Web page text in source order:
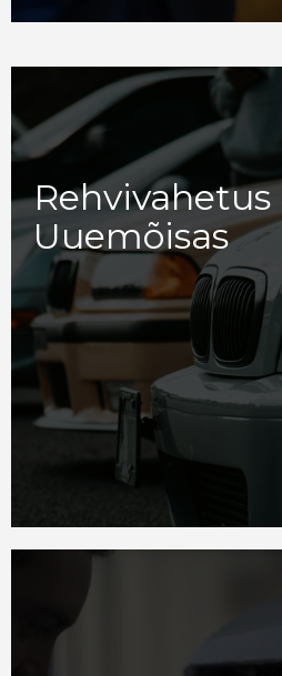
Rehvivahetus
Uuemõisas